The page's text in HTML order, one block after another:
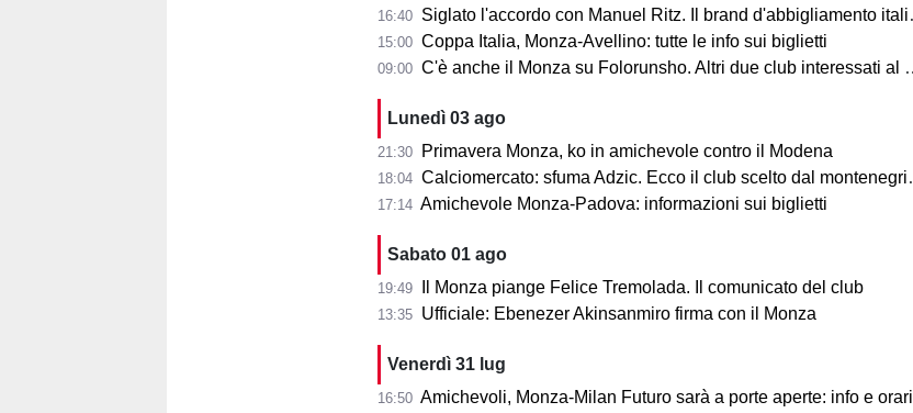
16:40 Siglato l'accordo con Manuel Ritz. Il brand d'abbigliamento italiano vestirà il Monza
15:00 Coppa Italia, Monza-Avellino: tutte le info sui biglietti
09:00 C'è anche il Monza su Folorunsho. Altri due club interessati al giocatore
Lunedì 03 ago
21:30 Primavera Monza, ko in amichevole contro il Modena
18:04 Calciomercato: sfuma Adzic. Ecco il club scelto dal montenegrino.
17:14 Amichevole Monza-Padova: informazioni sui biglietti
Sabato 01 ago
19:49 Il Monza piange Felice Tremolada. Il comunicato del club
13:35 Ufficiale: Ebenezer Akinsanmiro firma con il Monza
Venerdì 31 lug
16:50 Amichevoli, Monza-Milan Futuro sarà a porte aperte: info e orari